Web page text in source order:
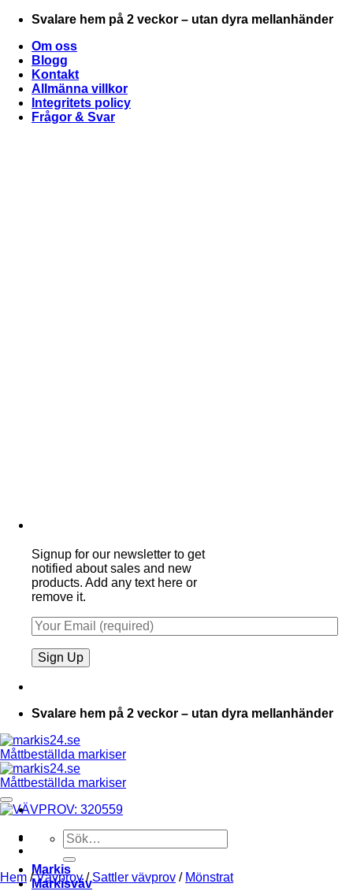
Skip
content
Svalare hem på 2 veckor – utan dyra mellanhänder
Om oss
Blogg
Kontakt
Allmänna villkor
Integritets policy
Frågor & Svar
Signup for our newsletter to get
notified about sales and new
products. Add any text here or
remove it.
Svalare hem på 2 veckor – utan dyra mellanhänder
Sök
efter:
Markis
Markisväv
Hem / Vävprov / Sattler vävprov / Mönstrat